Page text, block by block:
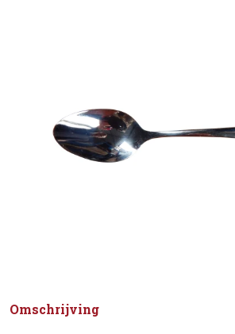
Omschrijving